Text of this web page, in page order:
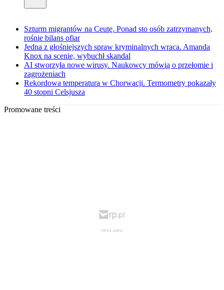
Szturm migrantów na Ceutę. Ponad sto osób zatrzymanych,
rośnie bilans ofiar
Jedna z głośniejszych spraw kryminalnych wraca. Amanda
Knox na scenie, wybuchł skandal
AI stworzyła nowe wirusy. Naukowcy mówią o przełomie i
zagrożeniach
Rekordowa temperatura w Chorwacji. Termometry pokazały
40 stopni Celsjusza
Promowane treści